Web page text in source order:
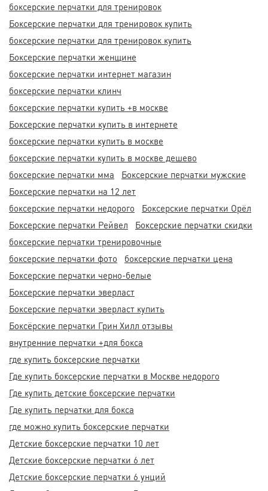
боксерские перчатки для тренировок
Боксерские перчатки для тренировок купить
боксерские перчатки для тренировок купить
Боксерские перчатки женщине
боксерские перчатки интернет магазин
боксерские перчатки клинч
боксерские перчатки купить +в москве
Боксерские перчатки купить в интернете
боксерские перчатки купить в москве
боксерские перчатки купить в москве дешево
боксерские перчатки мма
Боксерские перчатки мужские
Боксерские перчатки на 12 лет
боксерские перчатки недорого
Боксерские перчатки Орёл
Боксерские перчатки Рейвел
Боксерские перчатки скидки
боксерские перчатки тренировочные
боксерские перчатки фото
боксерские перчатки цена
Боксерские перчатки черно-белые
Боксерские перчатки эверласт
Боксерские перчатки эверласт купить
Боксёрские перчатки Грин Хилл отзывы
внутренние перчатки +для бокса
где купить боксерские перчатки
Где купить боксерские перчатки в Москве недорого
Где купить детские боксерские перчатки
Где купить перчатки для бокса
где можно купить боксерские перчатки
Детские боксерские перчатки 10 лет
Детские боксерские перчатки 6 лет
Детские боксерские перчатки 6 унций